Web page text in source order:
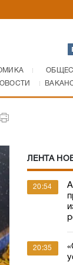
ЛЕНТА
20:54
20:35